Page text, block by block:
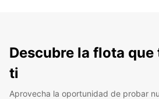
Descubre la flota que
ti
Aprovecha la oportunidad de probar